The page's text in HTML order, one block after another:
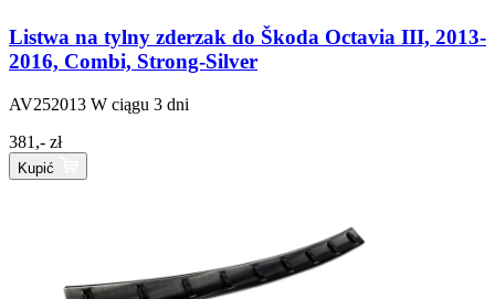
Listwa na tylny zderzak do Škoda Octavia III, 2013-
2016, Combi, Strong-Silver
AV252013 W ciągu 3 dni
381,- zł
Kupić